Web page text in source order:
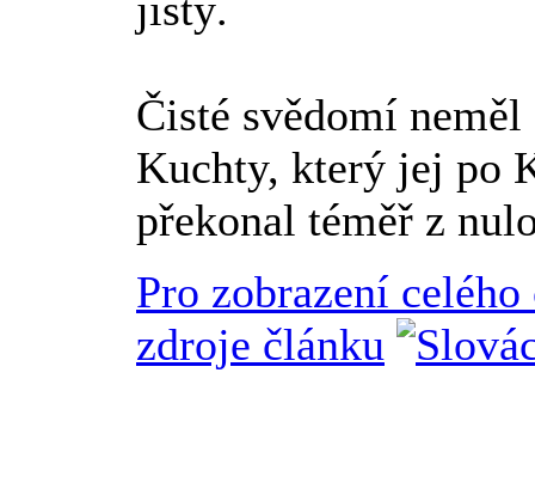
Čisté svědomí
Kuchty, který jej po
překonal téměř z
Pro zobrazení
zdroje článku